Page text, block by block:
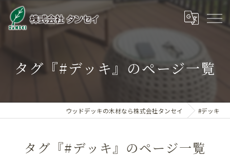
タグ『#デッキ』のページ一覧
ウッドデッキの木材なら株式会社タンセイ #デッキ
タグ『#デッキ』のページ一覧